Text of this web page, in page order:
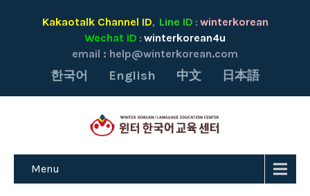
Kakaotalk Channel ID, Line ID : winterkorean
Wechat ID : winterkorean4u
email : help@winterkorean.com
한국어 English 中文 日本語
Menu